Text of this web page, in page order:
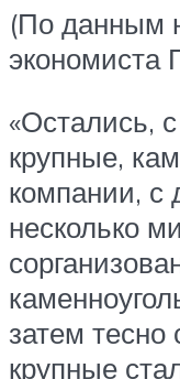
(По данным
экономиста
«Остались,
крупные,
компании, с
несколько
затем
крупные